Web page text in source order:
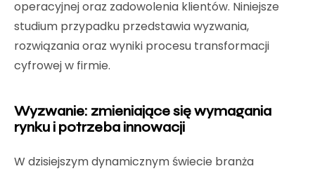
operacyjnej oraz zadowolenia klientów. Niniejsze
studium przypadku przedstawia wyzwania,
rozwiązania oraz wyniki procesu transformacji
cyfrowej w firmie.
Wyzwanie: zmieniające się wymagania
rynku i potrzeba innowacji
W dzisiejszym dynamicznym świecie branża